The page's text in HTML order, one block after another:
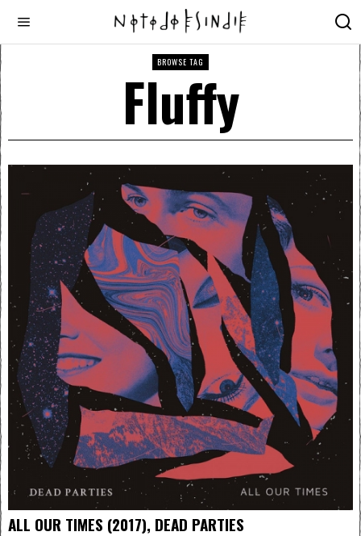
BROWSE TAG
Fluffy
ALL OUR TIMES (2017), DEAD PARTIES